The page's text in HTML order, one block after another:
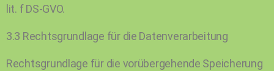
lit. f DS-GVO.
3.3 Rechtsgrundlage für die Datenverarbeitung
Rechtsgrundlage für die vorübergehende Speicherung